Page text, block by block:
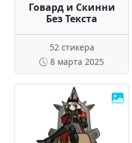
Говард и Скинни
Без Текста
52 стикера
8 марта 2025